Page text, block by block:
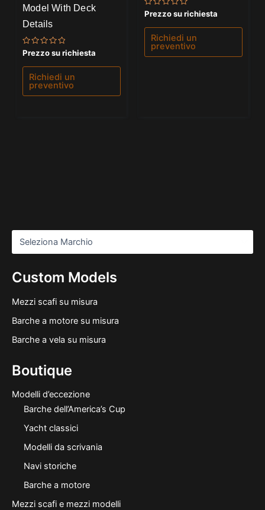
Custom Models
Mezzi scafi su misura
Barche a motore su misura
Barche a vela su misura
Boutique
Modelli d’eccezione
Barche dell’America’s Cup
Yacht classici
Modelli da scrivania
Navi storiche
Barche a motore
Mezzi scafi e mezzi modelli
Model With Deck
Details
Valutato
su
Prezzo su richiesta
Richiedi un
preventivo
Valutato
0
su
Prezzo su richiesta
Richiedi un
preventivo